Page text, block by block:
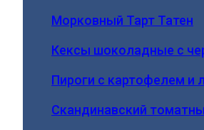
Морковный Тарт Татен
Кексы шоколадные с
Пироги c картофелем и
Скандинавский